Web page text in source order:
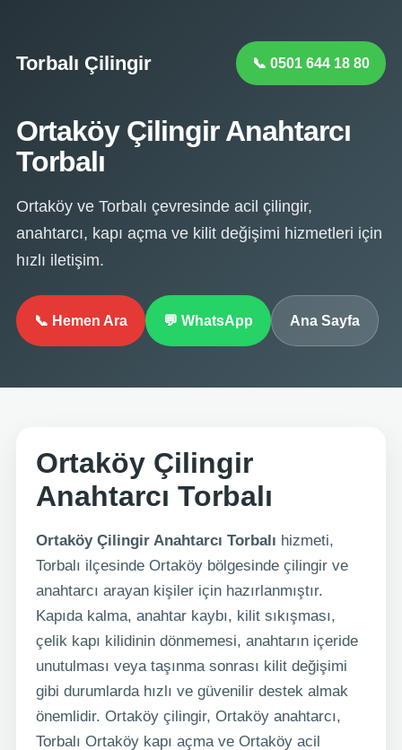
Torbalı Çilingir 📞 0501 644 18 80
Ortaköy Çilingir Anahtarcı
Torbalı
Ortaköy ve Torbalı çevresinde acil çilingir,
anahtarcı, kapı açma ve kilit değişimi hizmetleri için
hızlı iletişim.
📞 Hemen Ara 💬 WhatsApp Ana Sayfa
Ortaköy Çilingir
Anahtarcı Torbalı
Ortaköy Çilingir Anahtarcı Torbalı hizmeti,
Torbalı ilçesinde Ortaköy bölgesinde çilingir ve
anahtarcı arayan kişiler için hazırlanmıştır.
Kapıda kalma, anahtar kaybı, kilit sıkışması,
çelik kapı kilidinin dönmemesi, anahtarın içeride
unutulması veya taşınma sonrası kilit değişimi
gibi durumlarda hızlı ve güvenilir destek almak
önemlidir. Ortaköy çilingir, Ortaköy anahtarcı,
Torbalı Ortaköy kapı açma ve Ortaköy acil